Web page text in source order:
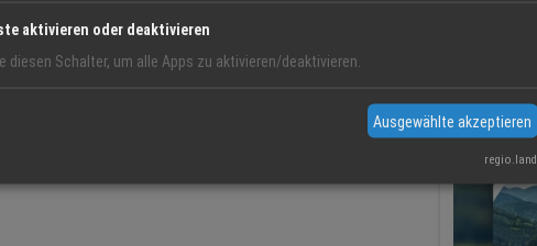
aktivieren oder deaktivieren
diesen Schalter, um alle Apps zu aktivieren/deaktivieren.
Ausgewählte akzeptieren
regio.land